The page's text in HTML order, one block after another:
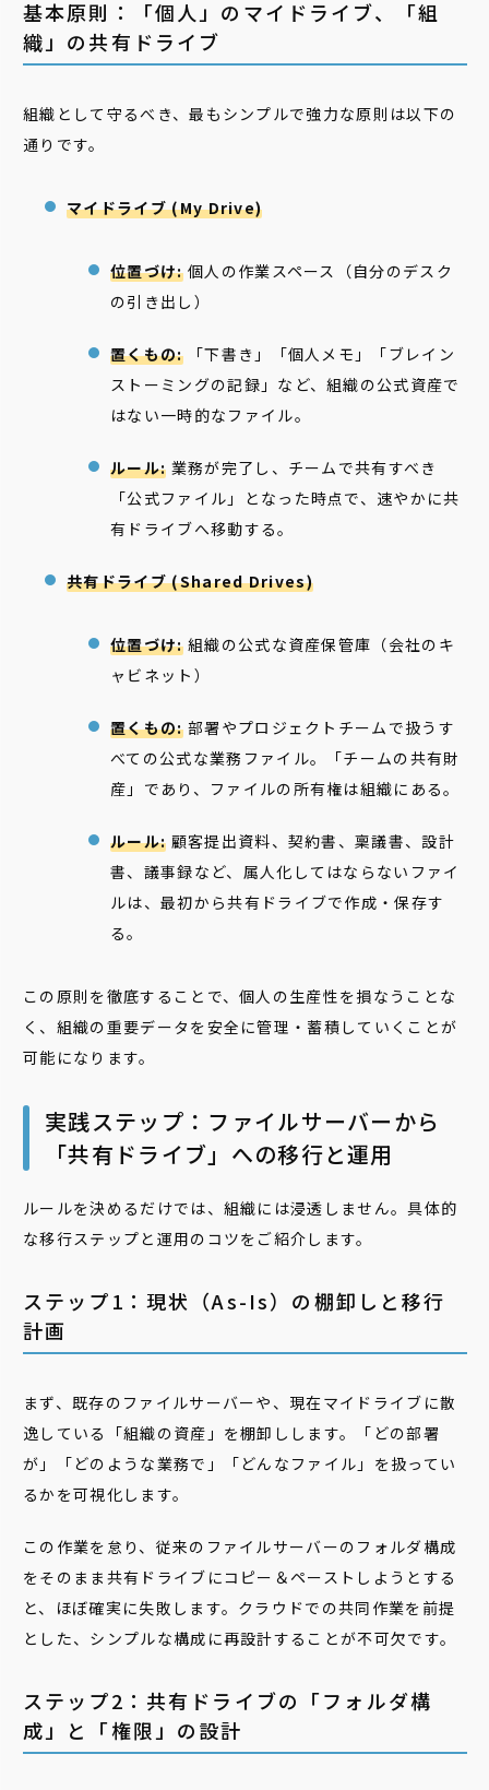
基本原則：「個人」のマイドライブ、「組
織」の共有ドライブ
組織として守るべき、最もシンプルで強力な原則は以下の
通りです。
マイドライブ (My Drive)
位置づけ:個人の作業スペース（自分のデスク
の引き出し）
置くもの:「下書き」「個人メモ」「ブレイン
ストーミングの記録」など、組織の公式資産で
はない一時的なファイル。
ルール: 業務が完了し、チームで共有すべき
「公式ファイル」となった時点で、速やかに共
有ドライブへ移動する。
共有ドライブ (Shared Drives)
位置づけ:組織の公式な資産保管庫（会社のキ
ャビネット）
置くもの:部署やプロジェクトチームで扱うす
べての公式な業務ファイル。「チームの共有財
産」であり、ファイルの所有権は組織にある。
ルール: 顧客提出資料、契約書、稟議書、設計
書、議事録など、属人化してはならないファイ
ルは、最初から共有ドライブで作成・保存す
る。
この原則を徹底することで、個人の生産性を損なうことな
く、組織の重要データを安全に管理・蓄積していくことが
可能になります。
実践ステップ：ファイルサーバーから
「共有ドライブ」への移行と運用
ルールを決めるだけでは、組織には浸透しません。具体的
な移行ステップと運用のコツをご紹介します。
ステップ1：現状（As-Is）の棚卸しと移行
計画
まず、既存のファイルサーバーや、現在マイドライブに散
逸している「組織の資産」を棚卸しします。「どの部署
が」「どのような業務で」「どんなファイル」を扱ってい
るかを可視化します。
この作業を怠り、従来のファイルサーバーのフォルダ構成
をそのまま共有ドライブにコピー＆ペーストしようとする
と、ほぼ確実に失敗します。クラウドでの共同作業を前提
とした、シンプルな構成に再設計することが不可欠です。
ステップ2：共有ドライブの「フォルダ構
成」と「権限」の設計